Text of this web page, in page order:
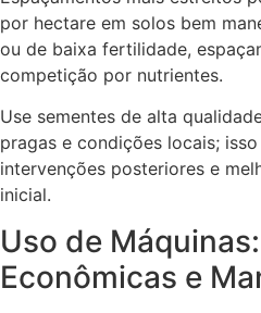
por hectare em solos bem
ou de baixa fertilidade,
competição por nutrientes.
Use sementes de alta
pragas e condições locais;
intervenções posteriores e
inicial.
Uso de
Econômicas e